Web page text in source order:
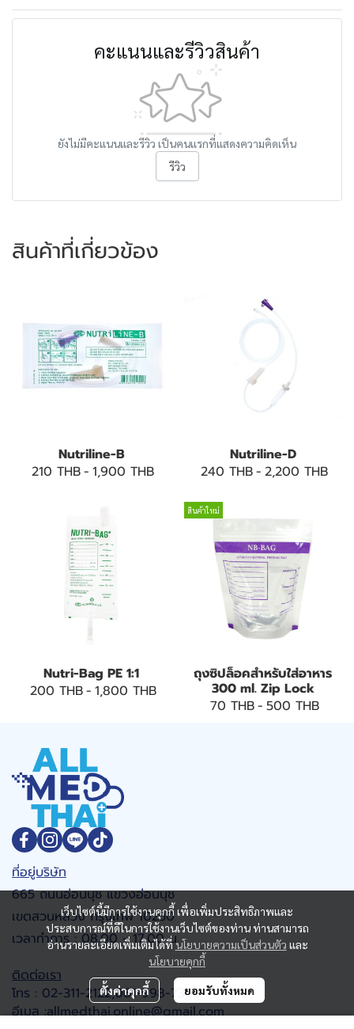
คะแนนและรีวิวสินค้า
ยังไม่มีคะแนนและรีวิว เป็นคนแรกที่แสดงความคิดเห็น
รีวิว
สินค้าที่เกี่ยวข้อง
Nutriline-B
210 THB- 1,900 THB
Nutriline-D
240 THB- 2,200 THB
Nutri-Bag PE 1:1
200 THB- 1,800 THB
สินค้าใหม่
ถุงซิปล็อคสำหรับใส่อาหาร
300 ml. Zip Lock
70 THB- 500 THB
เว็บไซต์นี้มีการใช้งานคุกกี้ เพื่อเพิ่มประสิทธิภาพและ
ประสบการณ์ที่ดีในการใช้งานเว็บไซต์ของท่าน ท่านสามารถ
อ่านรายละเอียดเพิ่มเติมได้ที่นโยบายความเป็นส่วนตัว และ
นโยบายคุกกี้
ตั้งค่าคุกกี้ ยอมรับทั้งหมด
ที่อยู่บริษัท
665 ถนนอ่อนนุช แขวงอ่อนนุช
เขตสวนหลวง กรุงเทพ 10250
เวลาทำการ : 08.00 - 17.00 น.
ติดต่อเรา
โทร : 02-311-2122,061-998-7368
อีเมล :allmedthai.online@gmail.com